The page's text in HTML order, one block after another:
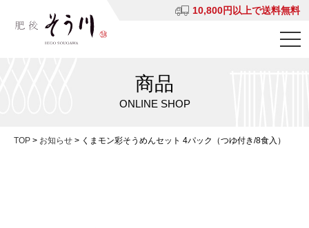
10,800円以上で送料無料
商品
ONLINE SHOP
TOP > お知らせ > くまモン彩そうめんセット 4パック（つゆ付き/8食入）